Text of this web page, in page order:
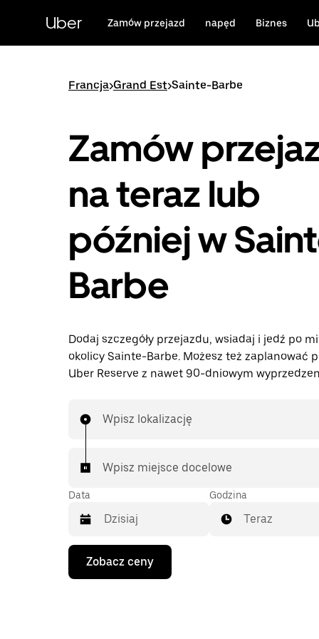
zawartości
Uber Zamów przejazd napęd Biznes
Francja>Grand Est>Sainte-Barbe
Zamów
na teraz lub
później w
Barbe
Dodaj szczegóły przejazdu, wsiadaj i jedź po
okolicy Sainte-Barbe. Możesz też zaplanować
Uber Reserve z nawet 90-dniowym
Wpisz lokalizację
Wpisz miejsce docelowe
Data
Naciśnij
klawisz
strzałki
Godzina
Teraz
Zobacz ceny